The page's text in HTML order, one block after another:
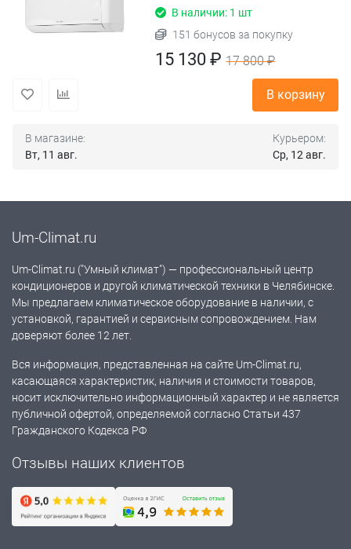
В наличии: 1 шт
151 бонусов за покупку
15 130 ₽17 800 ₽
В корзину
В магазине:
Вт, 11 авг.
Курьером:
Ср, 12 авг.
Um-Climat.ru
Um-Climat.ru ("Умный климат") — профессиональный центр
кондиционеров и другой климатической техники в Челябинске.
Мы предлагаем климатическое оборудование в наличии, с
установкой, гарантией и сервисным сопровождением. Нам
доверяют более 12 лет.
Вся информация, представленная на сайте Um-Climat.ru,
касающаяся характеристик, наличия и стоимости товаров,
носит исключительно информационный характер и не является
публичной офертой, определяемой согласно Статьи 437
Гражданского Кодекса РФ
Отзывы наших клиентов